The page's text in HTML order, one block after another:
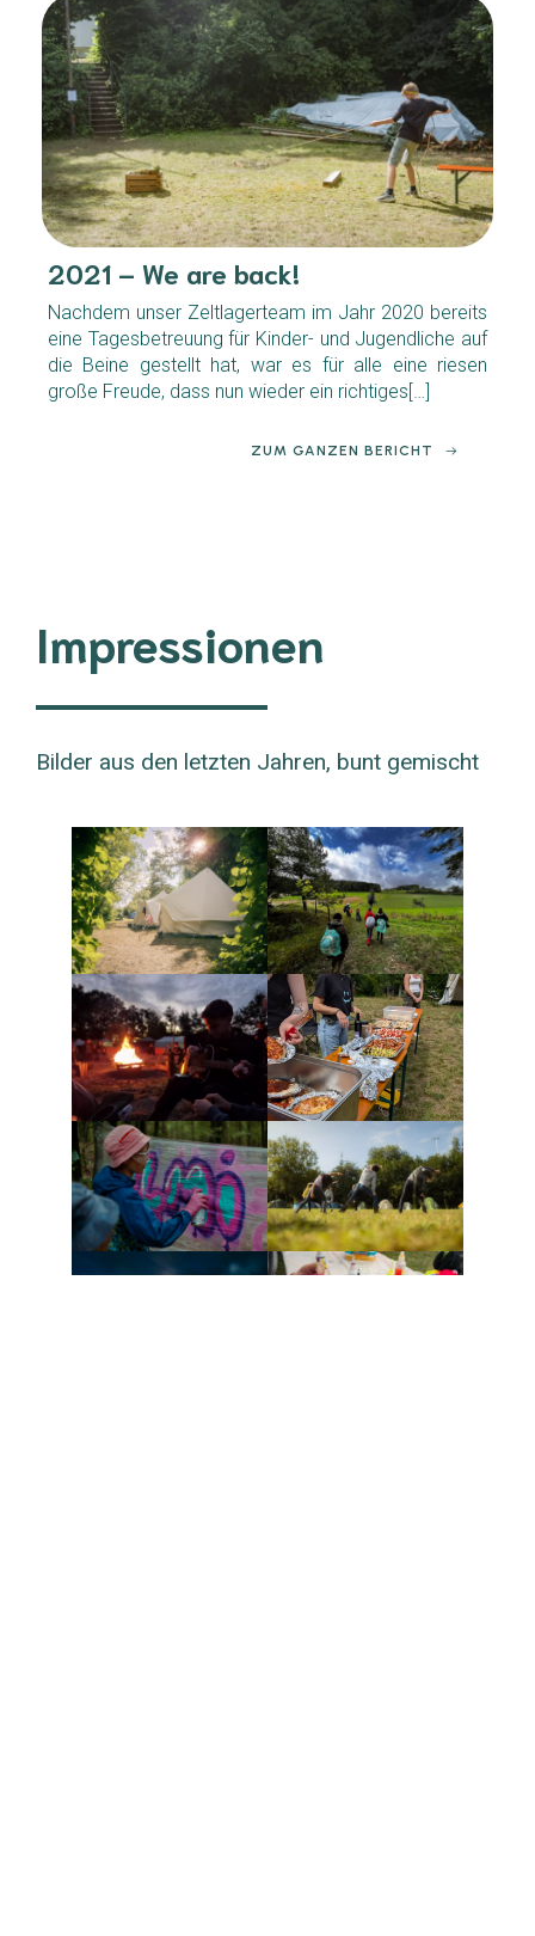
2021 – We are back!
Nachdem unser Zeltlagerteam im Jahr 2020 bereits
eine Tagesbetreuung für Kinder- und Jugendliche auf
die Beine gestellt hat, war es für alle eine riesen
große Freude, dass nun wieder ein richtiges[…]
ZUM GANZEN BERICHT
Impressionen
Bilder aus den letzten Jahren, bunt gemischt